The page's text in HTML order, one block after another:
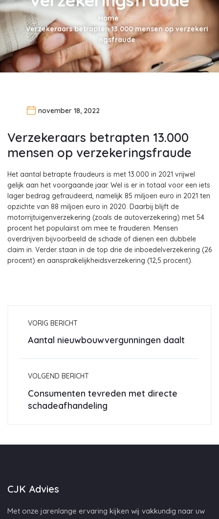
Home
Verzekeraars betrapten 13.000 mensen op verzekeri
ngsfraude
november 18, 2022
Verzekeraars betrapten 13.000
mensen op verzekeringsfraude
Het aantal betrapte fraudeurs is met 13.000 in 2021 vrijwel
gelijk aan het voorgaande jaar. Wel is er in totaal voor een iets
lager bedrag gefraudeerd, namelijk 85 miljoen euro in 2021 ten
opzichte van 88 miljoen euro in 2020. Daarbij blijft de
motorrijtuigenverzekering (zoals de autoverzekering) met 54
procent het populairst om mee te frauderen. Mensen
overdrijven bijvoorbeeld de schade of dienen een dubbele
claim in. Verder staan in de top drie de inboedelverzekering (26
procent) en aansprakelijkheidsverzekering (12,5 procent).
VORIG BERICHT
Aantal nieuwbouwvergunningen daalt
VOLGEND BERICHT
Consumenten tevreden met directe
schadeafhandeling
CJK Advies
Met onze jarenlange ervaring kijken wij vakkundig naar uw